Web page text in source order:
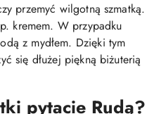
przemyć wilgotną szmatką.
kremem. W przypadku
z mydłem. Dzięki tym
się dłużej piękną biżuterią
pytacie Rudą?